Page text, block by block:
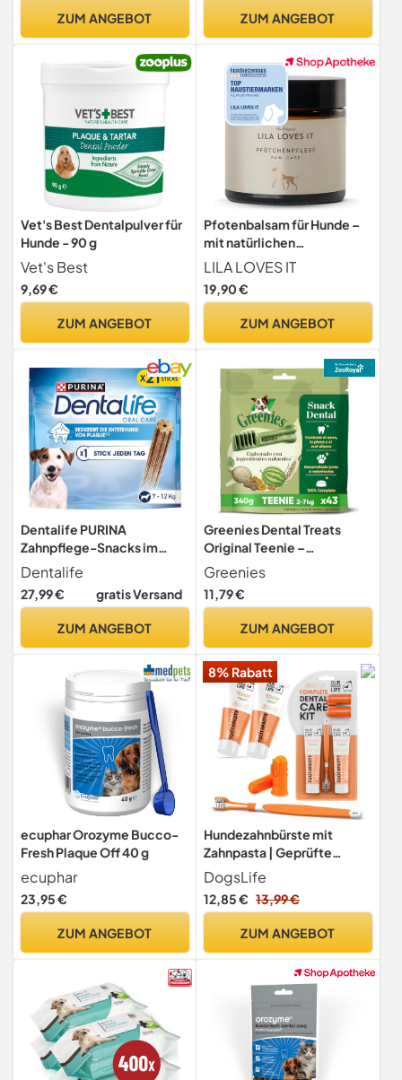
Zahnsteinentferner Hund,
ZUM ANGEBOT ZUM ANGEBOT
Vet's Best Dentalpulver für
Hunde - 90 g
Vet's Best
9,69 €
ZUM ANGEBOT
Pfotenbalsam für Hunde –
mit natürlichen
Inhaltsstoffen, beruhigt und
schützt die Haut, stärkt die
Widerstandskraft der
PFÖTCHENPFLEGE von LILA
LILA LOVES IT
19,90 €
ZUM ANGEBOT
Dentalife PURINA
Zahnpflege-Snacks im
Maxipack für Kleine bis
Große Hunde, Reduziert
Zahnsteinbildung, 5 x 345 g
Dentalife
27,99 € gratis Versand
ZUM ANGEBOT
Greenies Dental Treats
Original Teenie –
Zahnpflegesnacks für sehr
kleine Hunde von 2-7 kg –
Hundeleckerli zur täglichen
Greenies
11,79 €
ZUM ANGEBOT
ecuphar Orozyme Bucco-
Fresh Plaque Off 40 g
ecuphar
23,95 €
ZUM ANGEBOT
8% Rabatt
Hundezahnbürste mit
Zahnpasta | Geprüfte
Zahnreinigung für Hunde |
Dreiköpfige Zahnbürste für
Tiefenreinigung + 100%
Gegen Zahnstein,
DogsLife
12,85 € 13,99 €
ZUM ANGEBOT